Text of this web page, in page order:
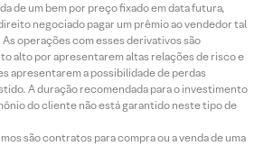
de um bem por preço fixado em data futura,
negociado pagar um prêmio ao vendedor tal
operações com esses derivativos são
alto por apresentarem altas relações de risco e
apresentarem a possibilidade de perdas
A duração recomendada para o investimento
do cliente não está garantido neste tipo de
são contratos para compra ou a venda de uma